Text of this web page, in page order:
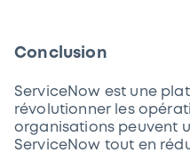
Conclusion
ServiceNow est une
révolutionner les
organisations peuvent
ServiceNow tout en